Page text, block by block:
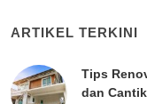
ARTIKEL TERKINI
Tips
dan